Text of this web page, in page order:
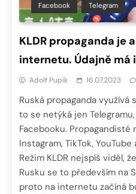
Facebook Telegram
KLDR propaganda je
internetu. Údajně
Adolf Pupík 16.07.2023
Ruská propaganda využívá
to se netýká jen
Facebooku. Propagandisté
Instagram, TikTok,
Režim KLDR nejspíš viděl,
Rusku se to především na
proto na internetu začíná